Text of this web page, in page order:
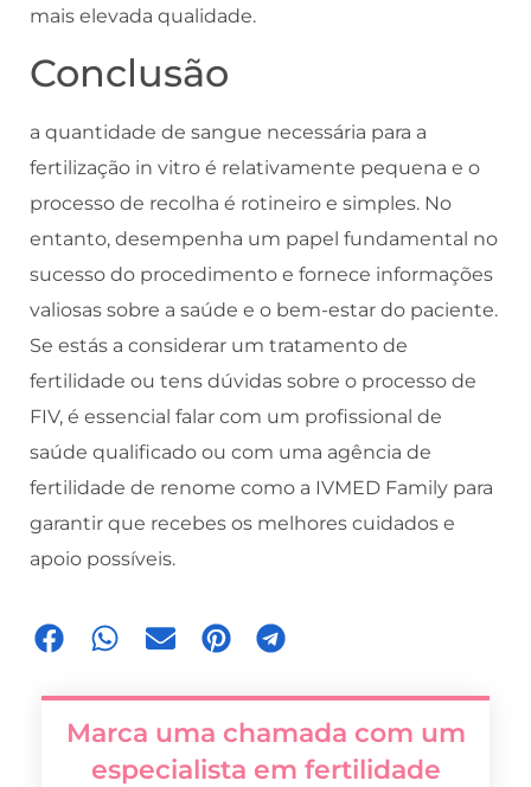
mais elevada qualidade.
Conclusão
a quantidade de sangue necessária para a
fertilização in vitro é relativamente pequena e o
processo de recolha é rotineiro e simples. No
entanto, desempenha um papel fundamental no
sucesso do procedimento e fornece informações
valiosas sobre a saúde e o bem-estar do paciente.
Se estás a considerar um tratamento de
fertilidade ou tens dúvidas sobre o processo de
FIV, é essencial falar com um profissional de
saúde qualificado ou com uma agência de
fertilidade de renome como a IVMED Family para
garantir que recebes os melhores cuidados e
apoio possíveis.
Marca uma chamada com um
especialista em fertilidade